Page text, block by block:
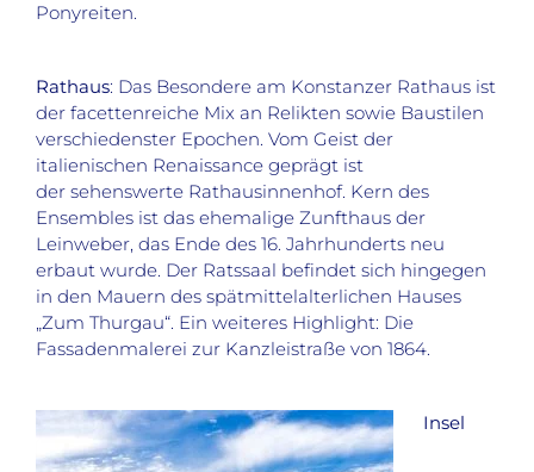
Ponyreiten.
Rathaus: Das Besondere am Konstanzer Rathaus ist
der facettenreiche Mix an Relikten sowie Baustilen
verschiedenster Epochen. Vom Geist der
italienischen Renaissance geprägt ist
der sehenswerte Rathausinnenhof. Kern des
Ensembles ist das ehemalige Zunfthaus der
Leinweber, das Ende des 16. Jahrhunderts neu
erbaut wurde. Der Ratssaal befindet sich hingegen
in den Mauern des spätmittelalterlichen Hauses
„Zum Thurgau“. Ein weiteres Highlight: Die
Fassadenmalerei zur Kanzleistraße von 1864.
Insel